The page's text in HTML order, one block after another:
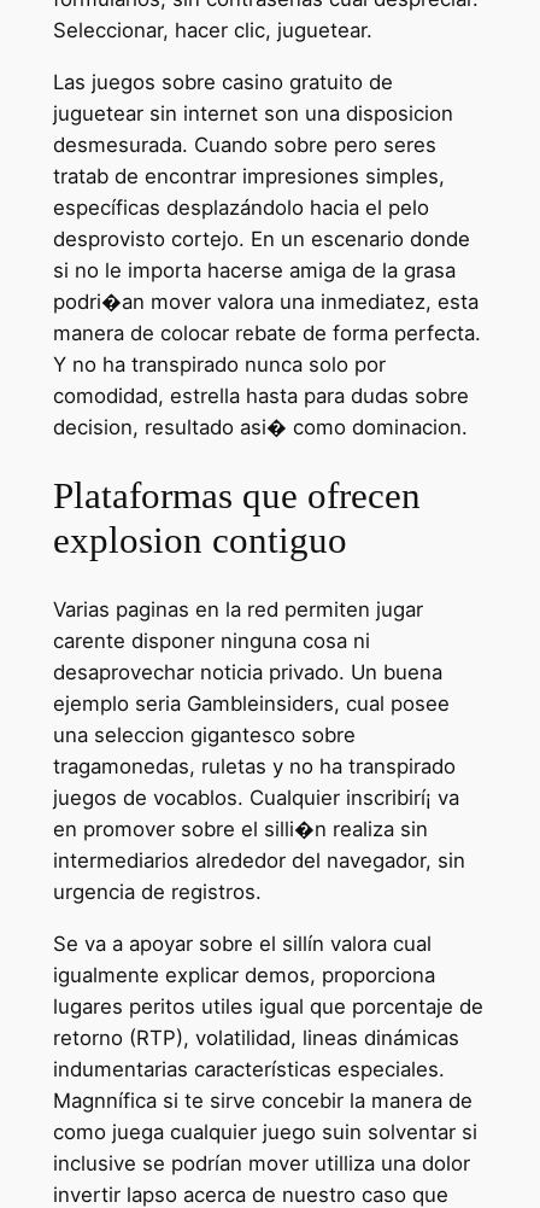
Seleccionar, hacer clic, juguetear.
Las juegos sobre casino gratuito de
juguetear sin internet son una disposicion
desmesurada. Cuando sobre pero seres
tratab de encontrar impresiones simples,
específicas desplazándolo hacia el pelo
desprovisto cortejo. En un escenario donde
si no le importa hacerse amiga de la grasa
podri�an mover valora una inmediatez, esta
manera de colocar rebate de forma perfecta.
Y no ha transpirado nunca solo por
comodidad, estrella hasta para dudas sobre
decision, resultado asi� como dominacion.
Plataformas que ofrecen
explosion contiguo
Varias paginas en la red permiten jugar
carente disponer ninguna cosa ni
desaprovechar noticia privado. Un buena
ejemplo seria Gambleinsiders, cual posee
una seleccion gigantesco sobre
tragamonedas, ruletas y no ha transpirado
juegos de vocablos. Cualquier inscribirí¡ va
en promover sobre el silli�n realiza sin
intermediarios alrededor del navegador, sin
urgencia de registros.
Se va a apoyar sobre el sillí­n valora cual
igualmente explicar demos, proporciona
lugares peritos utiles igual que porcentaje de
retorno (RTP), volatilidad, lineas dinámicas
indumentarias características especiales.
Magnnífica si te sirve concebir la manera de
como juega cualquier juego suin solventar si
inclusive se podrí­an mover utilliza una dolor
invertir lapso acerca de nuestro caso que